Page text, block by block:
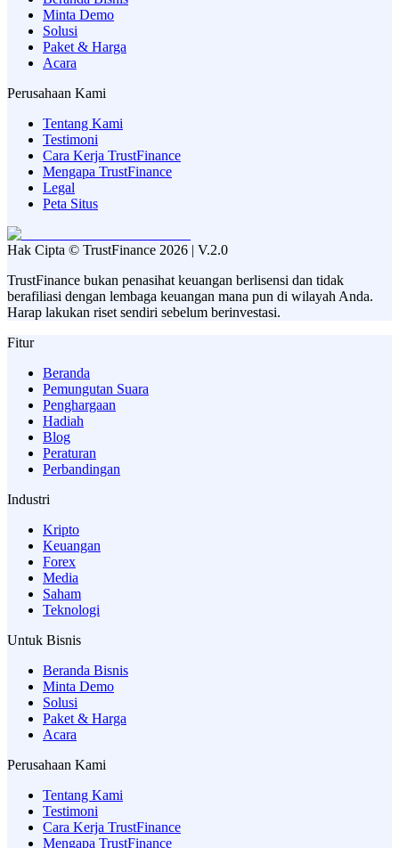
Minta Demo
Solusi
Paket & Harga
Acara
Perusahaan Kami
Tentang Kami
Testimoni
Cara Kerja TrustFinance
Mengapa TrustFinance
Legal
Peta Situs
Hak Cipta © TrustFinance 2026 | V.2.0
TrustFinance bukan penasihat keuangan berlisensi dan tidak
berafiliasi dengan lembaga keuangan mana pun di wilayah Anda.
Harap lakukan riset sendiri sebelum berinvestasi.
Fitur
Beranda
Pemungutan Suara
Penghargaan
Hadiah
Blog
Peraturan
Perbandingan
Industri
Kripto
Keuangan
Forex
Media
Saham
Teknologi
Untuk Bisnis
Beranda Bisnis
Minta Demo
Solusi
Paket & Harga
Acara
Perusahaan Kami
Tentang Kami
Testimoni
Cara Kerja TrustFinance
Mengapa TrustFinance